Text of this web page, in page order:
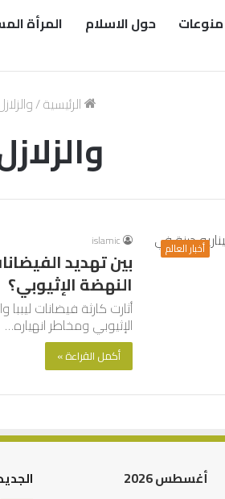
منوعات حول الاسلام المرأة
الرئيسية/
أخبار العالم islamic
بين تهديد
النهضة الإثيوبي؟
أثارت كارثة فيضانات
الإثيوبي ومخاطر انهياره…
أكمل القراءة »
أغسطس 2026